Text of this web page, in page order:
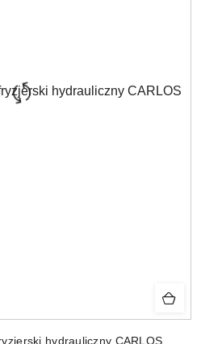
hydrauliczny CARLOS